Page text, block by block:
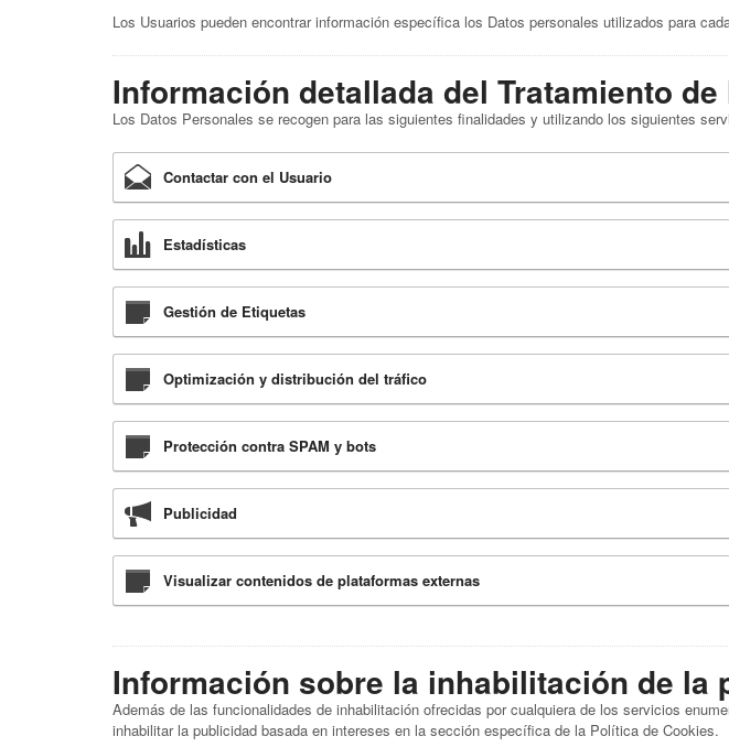
Los Usuarios pueden encontrar información específica los Datos personales utilizados para
Información detallada del Tratamiento
Los Datos Personales se recogen para las siguientes finalidades y utilizando los siguientes
Contactar con el Usuario
Estadísticas
Gestión de Etiquetas
Optimización y distribución del tráfico
Protección contra SPAM y bots
Publicidad
Visualizar contenidos de plataformas externas
Información sobre la inhabilitación de la
Además de las funcionalidades de inhabilitación ofrecidas por cualquiera de los servicios
inhabilitar la publicidad basada en intereses en la sección específica de la Política de Cookies.